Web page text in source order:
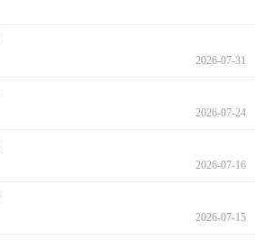
2026-07-31
2026-07-24
2026-07-16
2026-07-15